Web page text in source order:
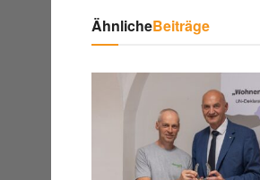
ÄhnlicheBeiträge